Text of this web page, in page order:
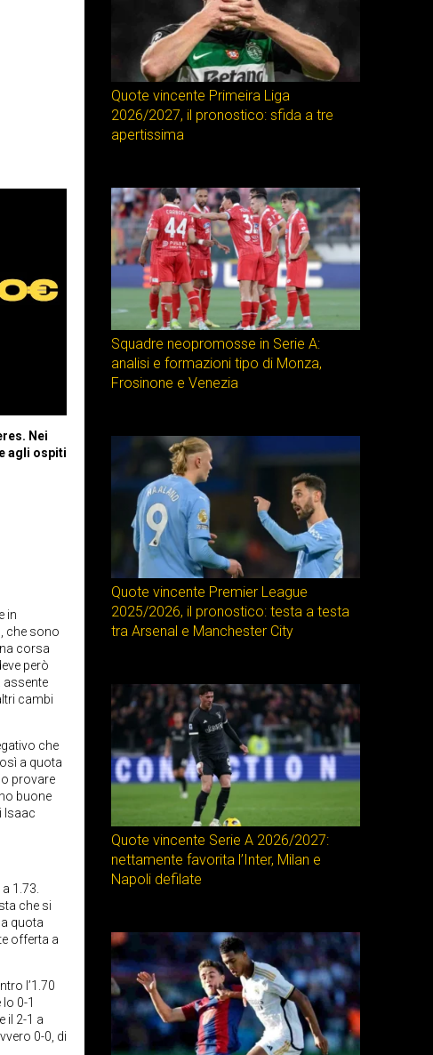
Nei
agli ospiti
in
che sono
corsa
però
assente
cambi
che
a quota
provare
buone
Isaac
1.73.
che si
quota
offerta a
l’1.70
0-1
il 2-1 a
0-0, di
Quote vincente Primeira Liga
2026/2027, il pronostico: sfida a tre
apertissima
Squadre neopromosse in Serie A:
analisi e formazioni tipo di Monza,
Frosinone e Venezia
Quote vincente Premier League
2025/2026, il pronostico: testa a testa
tra Arsenal e Manchester City
Quote vincente Serie A 2026/2027:
nettamente favorita l’Inter, Milan e
Napoli defilate